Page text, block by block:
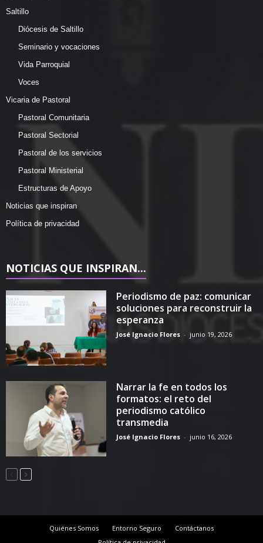
Saltillo
Diócesis de Saltillo
Seminario y vocaciones
Vida Parroquial
Voces
Vicaria de Pastoral
Pastoral Comunitaria
Pastoral Sectorial
Pastoral de los servicios
Pastoral Ministerial
Estructuras de Apoyo
Noticias que inspiran
Política de privacidad
NOTICIAS QUE INSPIRAN...
Periodismo de paz: comunicar
soluciones para reconstruir la
esperanza
José Ignacio Flores - junio 19, 2026
Narrar la fe en todos los
formatos: el reto del
periodismo católico
transmedia
José Ignacio Flores - junio 16, 2026
Quiénes Somos Entorno Seguro
Contáctanos